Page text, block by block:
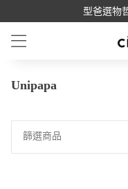
型爸選物
Unipapa
篩選商品